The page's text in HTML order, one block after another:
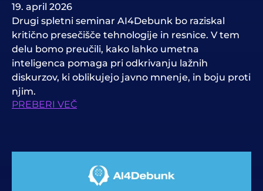
19. april 2026
Drugi spletni seminar AI4Debunk bo raziskal
kritično presečišče tehnologije in resnice. V tem
delu bomo preučili, kako lahko umetna
inteligenca pomaga pri odkrivanju lažnih
diskurzov, ki oblikujejo javno mnenje, in boju proti
njim.
PREBERI VEČ